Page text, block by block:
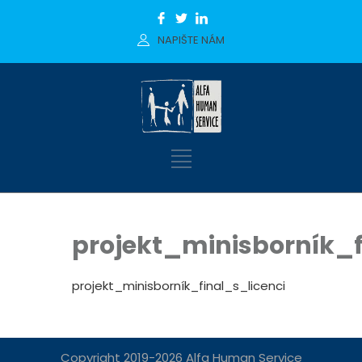
NAPIŠTE NÁM
projekt_minisborník_final_s_licenci
Copyright 2019-2026 Alfa Human Service